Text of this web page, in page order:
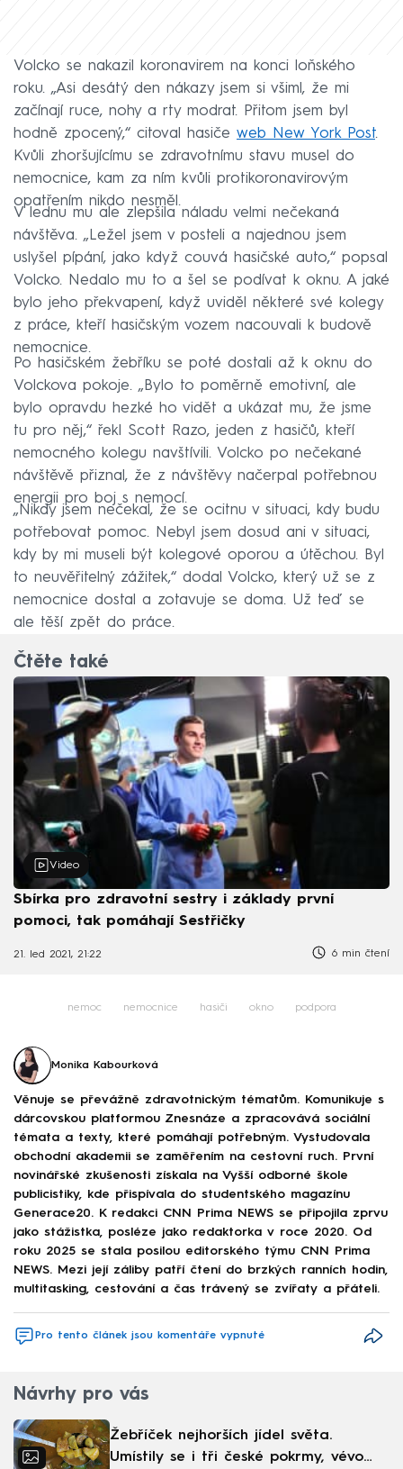
Volcko se nakazil koronavirem na konci loňského
roku. „Asi desátý den nákazy jsem si všiml, že mi
začínají ruce, nohy a rty modrat. Přitom jsem byl
hodně zpocený,“ citoval hasiče web New York Post.
Kvůli zhoršujícímu se zdravotnímu stavu musel do
nemocnice, kam za ním kvůli protikoronavirovým
opatřením nikdo nesměl.
V lednu mu ale zlepšila náladu velmi nečekaná
návštěva. „Ležel jsem v posteli a najednou jsem
uslyšel pípání, jako když couvá hasičské auto,“ popsal
Volcko. Nedalo mu to a šel se podívat k oknu. A jaké
bylo jeho překvapení, když uviděl některé své kolegy
z práce, kteří hasičským vozem nacouvali k budově
nemocnice.
Po hasičském žebříku se poté dostali až k oknu do
Volckova pokoje. „Bylo to poměrně emotivní, ale
bylo opravdu hezké ho vidět a ukázat mu, že jsme
tu pro něj,“ řekl Scott Razo, jeden z hasičů, kteří
nemocného kolegu navštívili. Volcko po nečekané
návštěvě přiznal, že z návštěvy načerpal potřebnou
energii pro boj s nemocí.
„Nikdy jsem nečekal, že se ocitnu v situaci, kdy budu
potřebovat pomoc. Nebyl jsem dosud ani v situaci,
kdy by mi museli být kolegové oporou a útěchou. Byl
to neuvěřitelný zážitek,“ dodal Volcko, který už se z
nemocnice dostal a zotavuje se doma. Už teď se
ale těší zpět do práce.
Čtěte také
Video
Sbírka pro zdravotní sestry i základy první
pomoci, tak pomáhají Sestřičky
21. led 2021, 21:22 6 min čtení
nemoc nemocnice hasiči okno podpora
Monika Kabourková
Věnuje se převážně zdravotnickým tématům. Komunikuje s
dárcovskou platformou Znesnáze a zpracovává sociální
témata a texty, které pomáhají potřebným. Vystudovala
obchodní akademii se zaměřením na cestovní ruch. První
novinářské zkušenosti získala na Vyšší odborné škole
publicistiky, kde přispívala do studentského magazínu
Generace20. K redakci CNN Prima NEWS se připojila zprvu
jako stážistka, posléze jako redaktorka v roce 2020. Od
roku 2025 se stala posilou editorského týmu CNN Prima
NEWS. Mezi její záliby patří čtení do brzkých ranních hodin,
multitasking, cestování a čas trávený se zvířaty a přáteli.
Pro tento článek jsou komentáře vypnuté
Návrhy pro vás
Žebříček nejhorších jídel světa.
Umístily se i tři české pokrmy, vévodí